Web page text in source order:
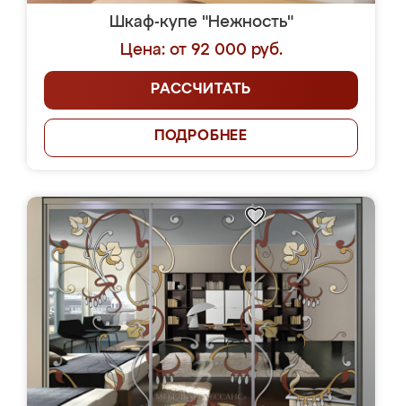
Шкаф-купе "Нежность"
Цена: от 92 000 руб.
РАССЧИТАТЬ
ПОДРОБНЕЕ